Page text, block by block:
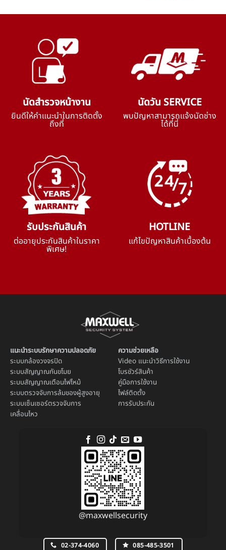
นัดสำรวจหน้างาน
ยินดีให้คำแนะนำในการติดตั้ง
ถึงที่
นัดวัน SERVICE
พบปัญหาสามารถแจ้งนัดช่าง
ได้ที่นี่
รับประกันสินค้า
ต่ออายุประกันสินค้าในราคา
พิเศษ!
HOTLINE
แก้ไขปัญหาสินค้าเบื้องต้น
แนะนำระบบรักษาความปลอดภัย
ระบบกล้องวงจรปิด
ระบบสัญญาณกันขโมย
ระบบสัญญาณเตือนไฟไหม้
ระบบตรวจจับการล้มของผู้สูงอายุ
ระบบเซ็นเซอร์ตรวจจับการ
เคลื่อนไหว
ความช่วยเหลือ
Video แนะนำวิธีการใช้งาน
โบรชัวร์สินค้า
คู่มือการใช้งาน
ไฟล์ติดตั้ง
การรับประกัน
@maxwellsecurity
02-374-4060 085-485-3501